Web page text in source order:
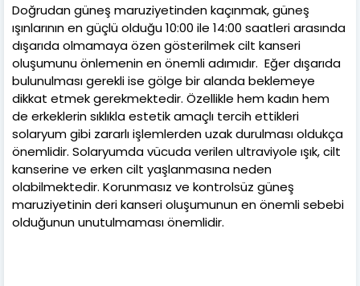
Doğrudan güneş maruziyetinden kaçınmak, güneş
ışınlarının en güçlü olduğu 10:00 ile 14:00 saatleri arasında
dışarıda olmamaya özen gösterilmek cilt kanseri
oluşumunu önlemenin en önemli adımıdır. Eğer dışarıda
bulunulması gerekli ise gölge bir alanda beklemeye
dikkat etmek gerekmektedir. Özellikle hem kadın hem
de erkeklerin sıklıkla estetik amaçlı tercih ettikleri
solaryum gibi zararlı işlemlerden uzak durulması oldukça
önemlidir. Solaryumda vücuda verilen ultraviyole ışık, cilt
kanserine ve erken cilt yaşlanmasına neden
olabilmektedir. Korunmasız ve kontrolsüz güneş
maruziyetinin deri kanseri oluşumunun en önemli sebebi
olduğunun unutulmaması önemlidir.